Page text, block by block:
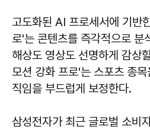
고도화된 AI 프로세서에 기반
로'는 콘텐츠를 즉각적으로 분
해상도 영상도 선명하게 감상
모션 강화 프로'는 스포츠 종
직임을 부드럽게 보정한다.
삼성전자가 최근 글로벌 소비